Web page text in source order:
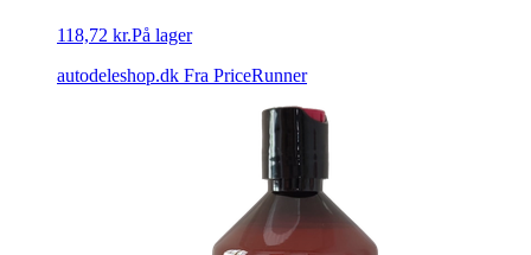
118,72 kr.På lager
autodeleshop.dk Fra PriceRunner